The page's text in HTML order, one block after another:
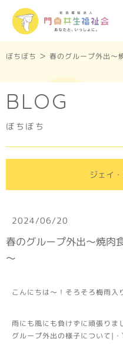
ぼちぼち > 春のグループ外出～
BLOG
ぼちぼち
ジェイ
2024/06/20
春のグループ外出～焼肉
～
こんにちは～！そろそろ梅雨
雨にも風にも負けずに頑張り
グループ外出の様子について|